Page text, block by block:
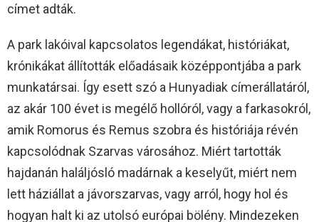
címet adták.
A park lakóival kapcsolatos legendákat, históriákat,
krónikákat állították előadásaik középpontjába a park
munkatársai. Így esett szó a Hunyadiak címerállatáról,
az akár 100 évet is megélő hollóról, vagy a farkasokról,
amik Romorus és Remus szobra és históriája révén
kapcsolódnak Szarvas városához. Miért tartották
hajdanán haláljósló madárnak a keselyűt, miért nem
lett háziállat a jávorszarvas, vagy arról, hogy hol és
hogyan halt ki az utolsó európai bölény. Mindezeken